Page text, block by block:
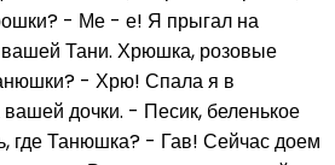
- Ме - е! Я прыгал на
Тани. Хрюшка, розовые
- Хрю! Спала я в
дочки. - Песик, беленькое
где Танюшка? - Гав! Сейчас доем